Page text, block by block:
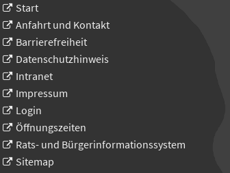
Start
Anfahrt und Kontakt
Barrierefreiheit
Datenschutzhinweis
Intranet
Impressum
Login
Öffnungszeiten
Rats- und Bürgerinformationssystem
Sitemap